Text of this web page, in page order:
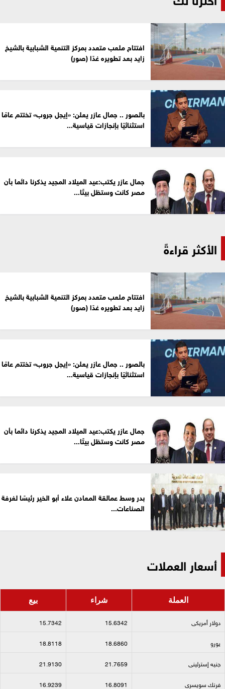
افتتاح ملعب متعدد بمركز التنمية الشبابية بالشيخ
زايد بعد تطويره غدًا (صور)
بالصور .. جمال عازر يعلن: «إيجل جروب» تختتم عامًا
استثنائيًا بإنجازات قياسية...
جمال عازر يكتب:عيد الميلاد المجيد يذكرنا دائما بأن
مصر كانت وستظل بيتًا...
الأكثر قراءةً
افتتاح ملعب متعدد بمركز التنمية الشبابية بالشيخ
زايد بعد تطويره غدًا (صور)
بالصور .. جمال عازر يعلن: «إيجل جروب» تختتم عامًا
استثنائيًا بإنجازات قياسية...
جمال عازر يكتب:عيد الميلاد المجيد يذكرنا دائما بأن
مصر كانت وستظل بيتًا...
بدر وسط عمالقة المعادن علاء أبو الخير رئيسًا لغرفة
الصناعات...
أسعار العملات
العملة شراء بيع
دولار أمريكى​ 15.6342
15.7342
يورو​ 18.6860
18.8118
جنيه إسترلينى​ 21.7659
21.9130
فرنك سويسرى​ 16.8091
16.9239